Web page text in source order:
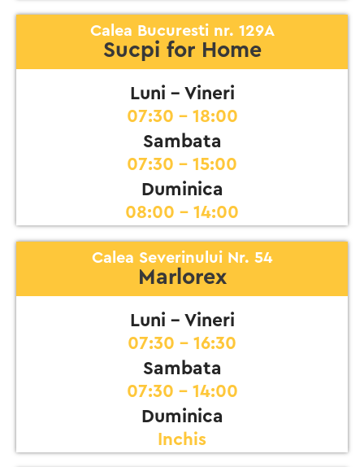
Calea Bucuresti nr. 129A
Sucpi for Home
Luni - Vineri
07:30 - 18:00
Sambata
07:30 - 15:00
Duminica
08:00 - 14:00
Calea Severinului Nr. 54
Marlorex
Luni - Vineri
07:30 - 16:30
Sambata
07:30 - 14:00
Duminica
Inchis